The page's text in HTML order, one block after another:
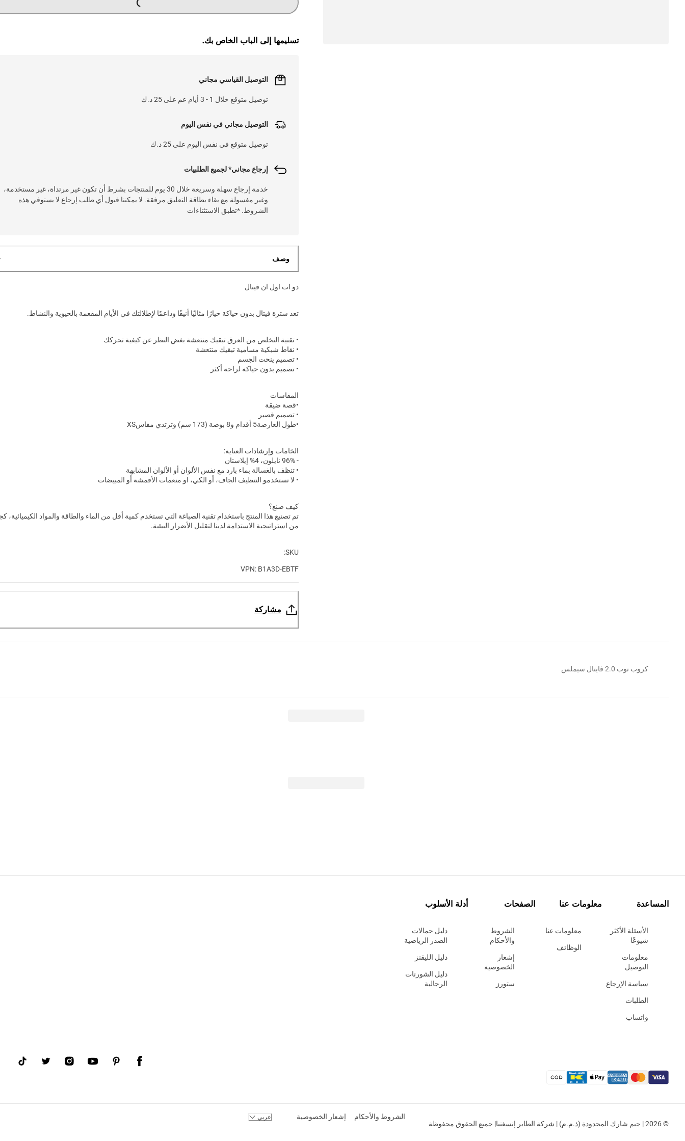
تسليمها إلى الباب الخاص بك.
التوصيل القياسي مجاني
توصيل متوقع خلال 1 - 3 أيام عم على 25 د.ك
التوصيل مجاني في نفس اليوم
توصيل متوقع في نفس اليوم على 25 د.ك
إرجاع مجاني* لجميع الطلبيات
خدمة إرجاع سهلة وسريعة خلال 30 يوم للمنتجات بشرط أن تكون غير مرتداة، غير مستخدمة،
وغير مغسولة مع بقاء بطاقة التعليق مرفقة. لا يمكننا قبول أي طلب إرجاع لا يستوفي هذه
الشروط. *تطبق الاستثناءات
وصف
دو ات اول ان فيتال
تعد سترة فيتال بدون حياكة خيارًا مثاليًا أنيقًا وداعمًا لإطلالتك في الأيام المفعمة بالحيوية والنشاط.
• تقنية التخلص من العرق تبقيك منتعشة بغض النظر عن كيفية تحركك
• نقاط شبكية مسامية تبقيك منتعشة
• تصميم ينحت الجسم
• تصميم بدون حياكة لراحة أكثر
المقاسات
•قصة ضيقة
• تصميم قصير
•طول العارضة5 أقدام و8 بوصة (173 سم) وترتدي مقاسXS
الخامات وإرشادات العناية:
- 96% نايلون، 4% إيلاستان
• تنظف بالغسالة بماء بارد مع نفس الألوان أو الألوان المشابهة
• لا تستخدمو التنظيف الجاف، أو الكي، او منعمات الأقمشة أو المبيضات
كيف صنع؟
تم تصنيع هذا المنتج باستخدام تقنية الصباغة التي تستخدم كمية أقل من الماء والطاقة والمواد الكيميائية،
من استراتيجية الاستدامة لدينا لتقليل الأضرار البيئية.
SKU:
VPN: B1A3D-EBTF
مشاركة
كروب توب 2.0 ڤايتال سيملس
المساعدة
الأسئلة الأكثر
شيوعًا
معلومات
التوصيل
سياسة الإرجاع
الطلبات
واتساب
معلومات عنا
معلومات عنا
الوظائف
الصفحات
الشروط
والأحكام
إشعار
الخصوصية
ستورز
أدلة الأسلوب
دليل حمالات
الصدر الرياضية
دليل الليقنز
دليل الشورتات
الرجالية
© 2026 | جيم شارك المحدودة (ذ.م.م) | شركة الطاير إنسغنيا| جميع الحقوق محفوظة
الشروط والأحكام إشعار الخصوصية عربي